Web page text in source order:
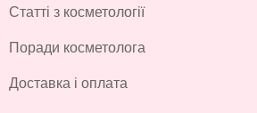
Статті з косметології
Поради косметолога
Доставка і оплата